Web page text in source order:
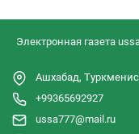
Электронная газета
Ашхабад,
+99365692927
ussa777@mail.ru